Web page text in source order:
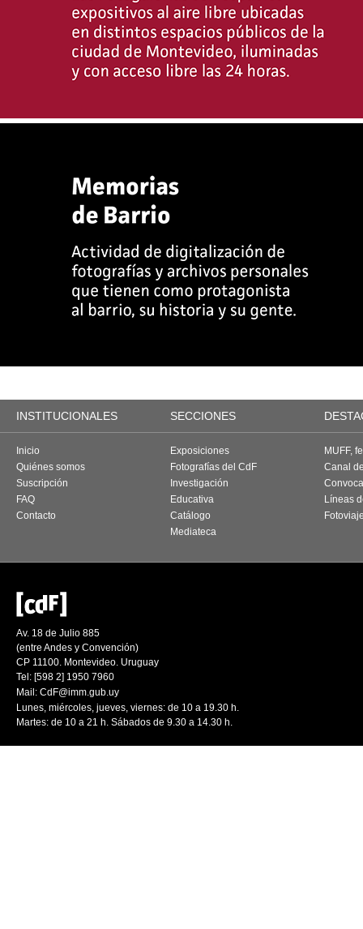
INSTITUCIONALES SECCIONES
Inicio
Quiénes somos
Suscripción
FAQ
Contacto
Exposiciones
Fotografías del CdF
Investigación
Educativa
Catálogo
Mediateca
MUFF,
Canal
Líneas
Av. 18 de Julio 885
(entre Andes y Convención)
CP 11100. Montevideo. Uruguay
Tel: [598 2] 1950 7960
Mail: CdF@imm.gub.uy
Lunes, miércoles, jueves, viernes: de 10 a 19.30 h.
Martes: de 10 a 21 h. Sábados de 9.30 a 14.30 h.